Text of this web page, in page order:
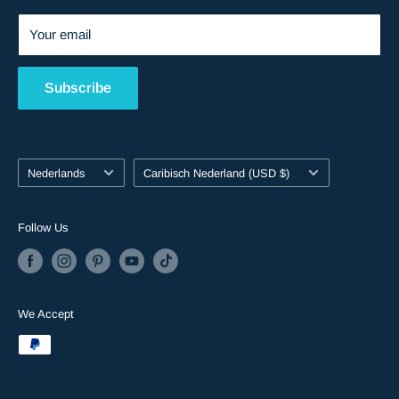
Your email
Subscribe
Language
Nederlands Country/region
Caribisch Nederland (USD $)
Follow Us
We Accept